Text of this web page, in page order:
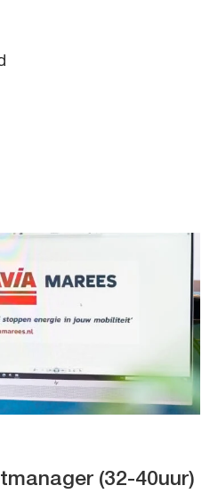
(32-40uur)